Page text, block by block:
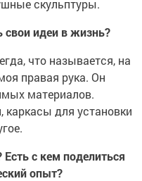
скульптуры.
идеи в жизнь?
что называется, на
правая рука. Он
материалов.
каркасы для установки
с кем поделиться
опыт?